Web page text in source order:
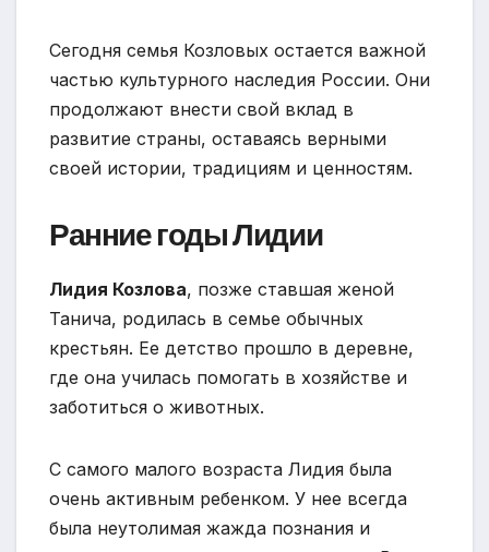
Сегодня семья Козловых остается важной
частью культурного наследия России. Они
продолжают внести свой вклад в
развитие страны, оставаясь верными
своей истории, традициям и ценностям.
Ранние годы Лидии
Лидия Козлова, позже ставшая женой
Танича, родилась в семье обычных
крестьян. Ее детство прошло в деревне,
где она училась помогать в хозяйстве и
заботиться о животных.
С самого малого возраста Лидия была
очень активным ребенком. У нее всегда
была неутолимая жажда познания и